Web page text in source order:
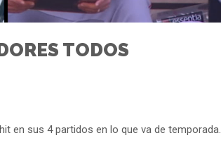
TODOS
en sus 4 partidos en lo que va de temporada.